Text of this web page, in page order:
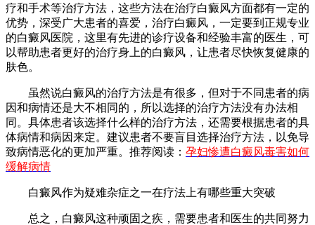
疗和手术等治疗方法，这些方法在治疗白癜风方面都有一定的
优势，深受广大患者的喜爱，治疗白癜风，一定要到正规专业
的白癜风医院，这里有先进的诊疗设备和经验丰富的医生，可
以帮助患者更好的治疗身上的白癜风，让患者尽快恢复健康的
肤色。
虽然说白癜风的治疗方法是有很多，但对于不同患者的病
因和病情还是大不相同的，所以选择的治疗方法没有办法相
同。具体患者该选择什么样的治疗方法，还需要根据患者的具
体病情和病因来定。建议患者不要盲目选择治疗方法，以免导
致病情恶化的更加严重。推荐阅读： 孕妇惨遭白癜风毒害如何
缓解病情
白癜风作为疑难杂症之一在疗法上有哪些重大突破
总之，白癜风这种顽固之疾，需要患者和医生的共同努力